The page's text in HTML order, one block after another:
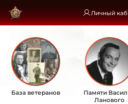
Личный
База ветеранов
Памяти
Ланового